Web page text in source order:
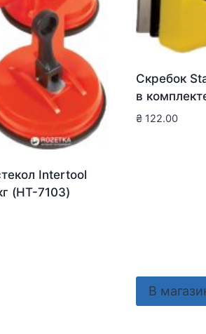
Intertool
(HT-7103)
Скребок
в
₴ 122.00
В